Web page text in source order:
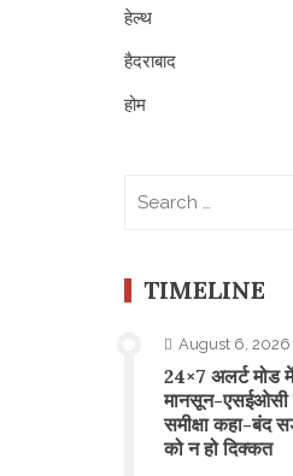
हेल्थ
हैदराबाद
होम
TIMELINE
August 6, 2026
24×7 अलर्ट मोड
मानसून-एसईओसी
समीक्षा कहा-बंद
को न हो दिक्कत